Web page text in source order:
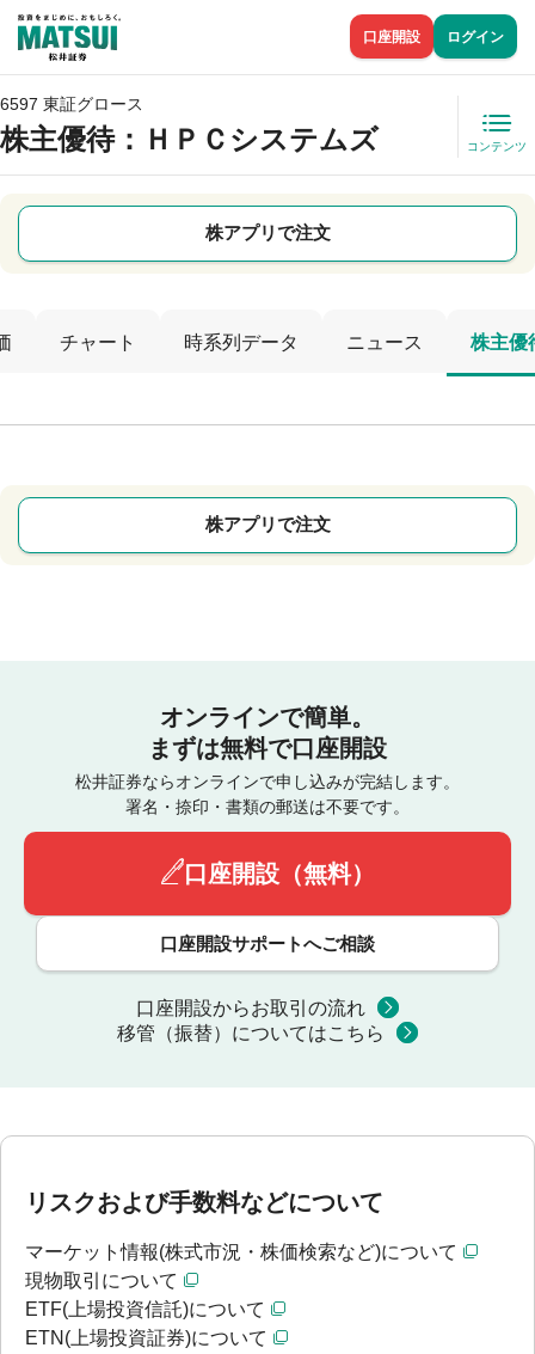
口座開設 ログイン
6597 東証グロース
株主優待：ＨＰＣシステムズ コンテンツ
株アプリで注文
チャート 時系列データ ニュース 株主優
株アプリで注文
オンラインで簡単。
まずは無料で口座開設
松井証券ならオンラインで申し込みが完結します。
署名・捺印・書類の郵送は不要です。
口座開設（無料）
口座開設サポートへご相談
口座開設からお取引の流れ
移管（振替）についてはこちら
リスクおよび手数料などについて
マーケット情報(株式市況・株価検索など)について
現物取引について
ETF(上場投資信託)について
ETN(上場投資証券)について